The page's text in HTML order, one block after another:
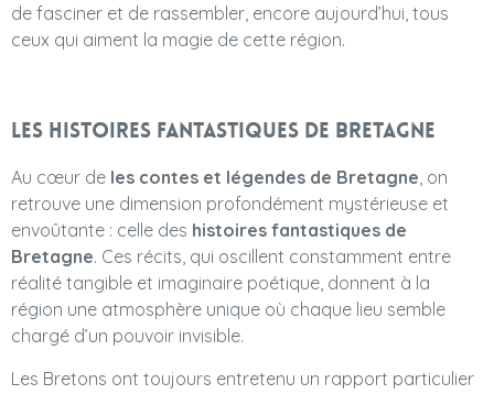
de fasciner et de rassembler, encore aujourd’hui, tous
ceux qui aiment la magie de cette région.
Les histoires fantastiques de Bretagne
Au cœur de les contes et légendes de Bretagne, on
retrouve une dimension profondément mystérieuse et
envoûtante : celle des histoires fantastiques de
Bretagne. Ces récits, qui oscillent constamment entre
réalité tangible et imaginaire poétique, donnent à la
région une atmosphère unique où chaque lieu semble
chargé d’un pouvoir invisible.
Les Bretons ont toujours entretenu un rapport particulier